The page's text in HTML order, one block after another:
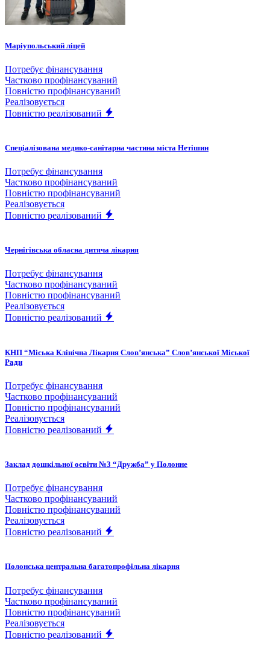
Маріупольський ліцей
Потребує фінансування
Частково профінансуваний
Повністю профінансуваний
Реалізовується
Повністю реалізований
Спеціалізована медико-санітарна частина міста Нетішин
Потребує фінансування
Частково профінансуваний
Повністю профінансуваний
Реалізовується
Повністю реалізований
Чернігівська обласна дитяча лікарня
Потребує фінансування
Частково профінансуваний
Повністю профінансуваний
Реалізовується
Повністю реалізований
КНП “Міська Клінічна Лікарня Слов’янська” Слов’янської Міської
Ради
Потребує фінансування
Частково профінансуваний
Повністю профінансуваний
Реалізовується
Повністю реалізований
Заклад дошкільної освіти №3 “Дружба” у Полонне
Потребує фінансування
Частково профінансуваний
Повністю профінансуваний
Реалізовується
Повністю реалізований
Полонська центральна багатопрофільна лікарня
Потребує фінансування
Частково профінансуваний
Повністю профінансуваний
Реалізовується
Повністю реалізований